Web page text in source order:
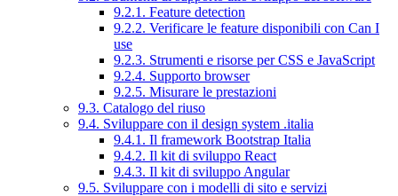
9.2.1. Feature detection
9.2.2. Verificare le feature disponibili con Can I
use
9.2.3. Strumenti e risorse per CSS e JavaScript
9.2.4. Supporto browser
9.2.5. Misurare le prestazioni
9.3. Catalogo del riuso
9.4. Sviluppare con il design system .italia
9.4.1. Il framework Bootstrap Italia
9.4.2. Il kit di sviluppo React
9.4.3. Il kit di sviluppo Angular
9.5. Sviluppare con i modelli di sito e servizi